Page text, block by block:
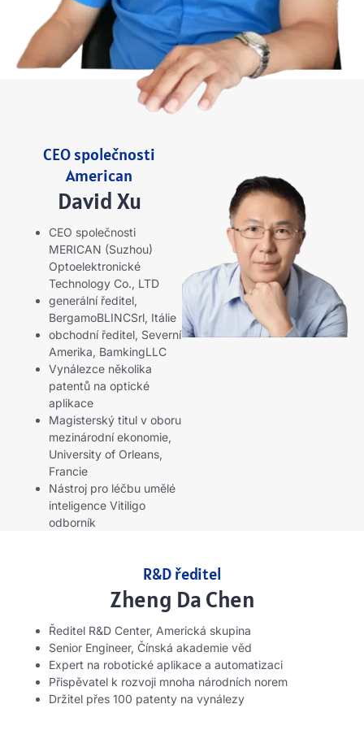
CEO společnosti
American
David Xu
CEO společnosti
MERICAN (Suzhou)
Optoelektronické
Technology Co., LTD
generální ředitel,
BergamoBLINCSrl, Itálie
obchodní ředitel, Severní
Amerika, BamkingLLC
Vynálezce několika
patentů na optické
aplikace
Magisterský titul v oboru
mezinárodní ekonomie,
University of Orleans,
Francie
Nástroj pro léčbu umělé
inteligence Vitiligo
odborník
R&D ředitel
Zheng Da Chen
Ředitel R&D Center, Americká skupina
Senior Engineer, Čínská akademie věd
Expert na robotické aplikace a automatizaci
Přispěvatel k rozvoji mnoha národních norem
Držitel přes 100 patenty na vynálezy